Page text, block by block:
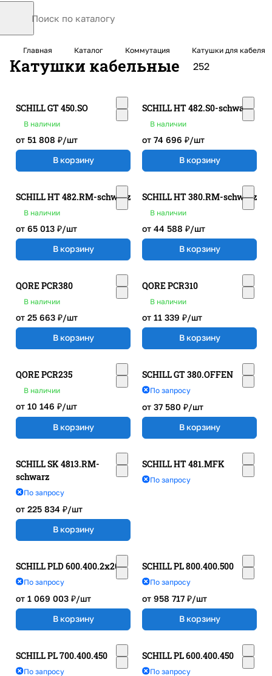
Главная Каталог Коммутация Катушки для кабеля
Катушки кабельные 252
SCHILL GT 450.SO
В наличии
от 51 808 ₽/шт
В корзину
SCHILL HT 482.S0-schwarz
В наличии
от 74 696 ₽/шт
В корзину
SCHILL HT 482.RM-schwarz
В наличии
от 65 013 ₽/шт
В корзину
SCHILL HT 380.RM-schwarz
В наличии
от 44 588 ₽/шт
В корзину
QORE PCR380
В наличии
от 25 663 ₽/шт
В корзину
QORE PCR310
В наличии
от 11 339 ₽/шт
В корзину
QORE PCR235
В наличии
от 10 146 ₽/шт
В корзину
SCHILL GT 380.OFFEN
По запросу
от 37 580 ₽/шт
В корзину
SCHILL SK 4813.RM-
schwarz
По запросу
от 225 834 ₽/шт
В корзину
SCHILL HT 481.MFK
По запросу
SCHILL PLD 600.400.2x200
По запросу
от 1 069 003 ₽/шт
В корзину
SCHILL PL 800.400.500
По запросу
от 958 717 ₽/шт
В корзину
SCHILL PL 700.400.450
По запросу
SCHILL PL 600.400.450
По запросу